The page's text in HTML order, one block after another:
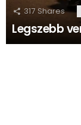
317 Shares
Legszebb